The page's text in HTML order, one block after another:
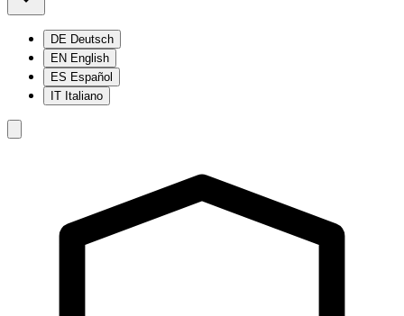
DE Deutsch
EN English
ES Español
IT Italiano